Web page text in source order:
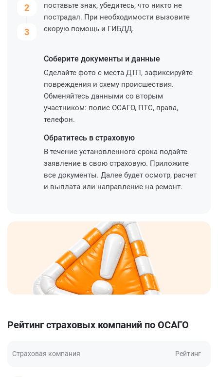
2
3
поставьте знак, убедитесь, что никто не
пострадал. При необходимости вызовите
скорую помощь и ГИБДД.
Соберите документы и данные
Сделайте фото с места ДТП, зафиксируйте
повреждения и схему происшествия.
Обменяйтесь данными со вторым
участником: полис ОСАГО, ПТС, права,
телефон.
Обратитесь в страховую
В течение установленного срока подайте
заявление в свою страховую. Приложите
все документы. Далее будет осмотр, расчет
и выплата или направление на ремонт.
Рейтинг страховых компаний по ОСАГО
Страховая компания Рейтинг